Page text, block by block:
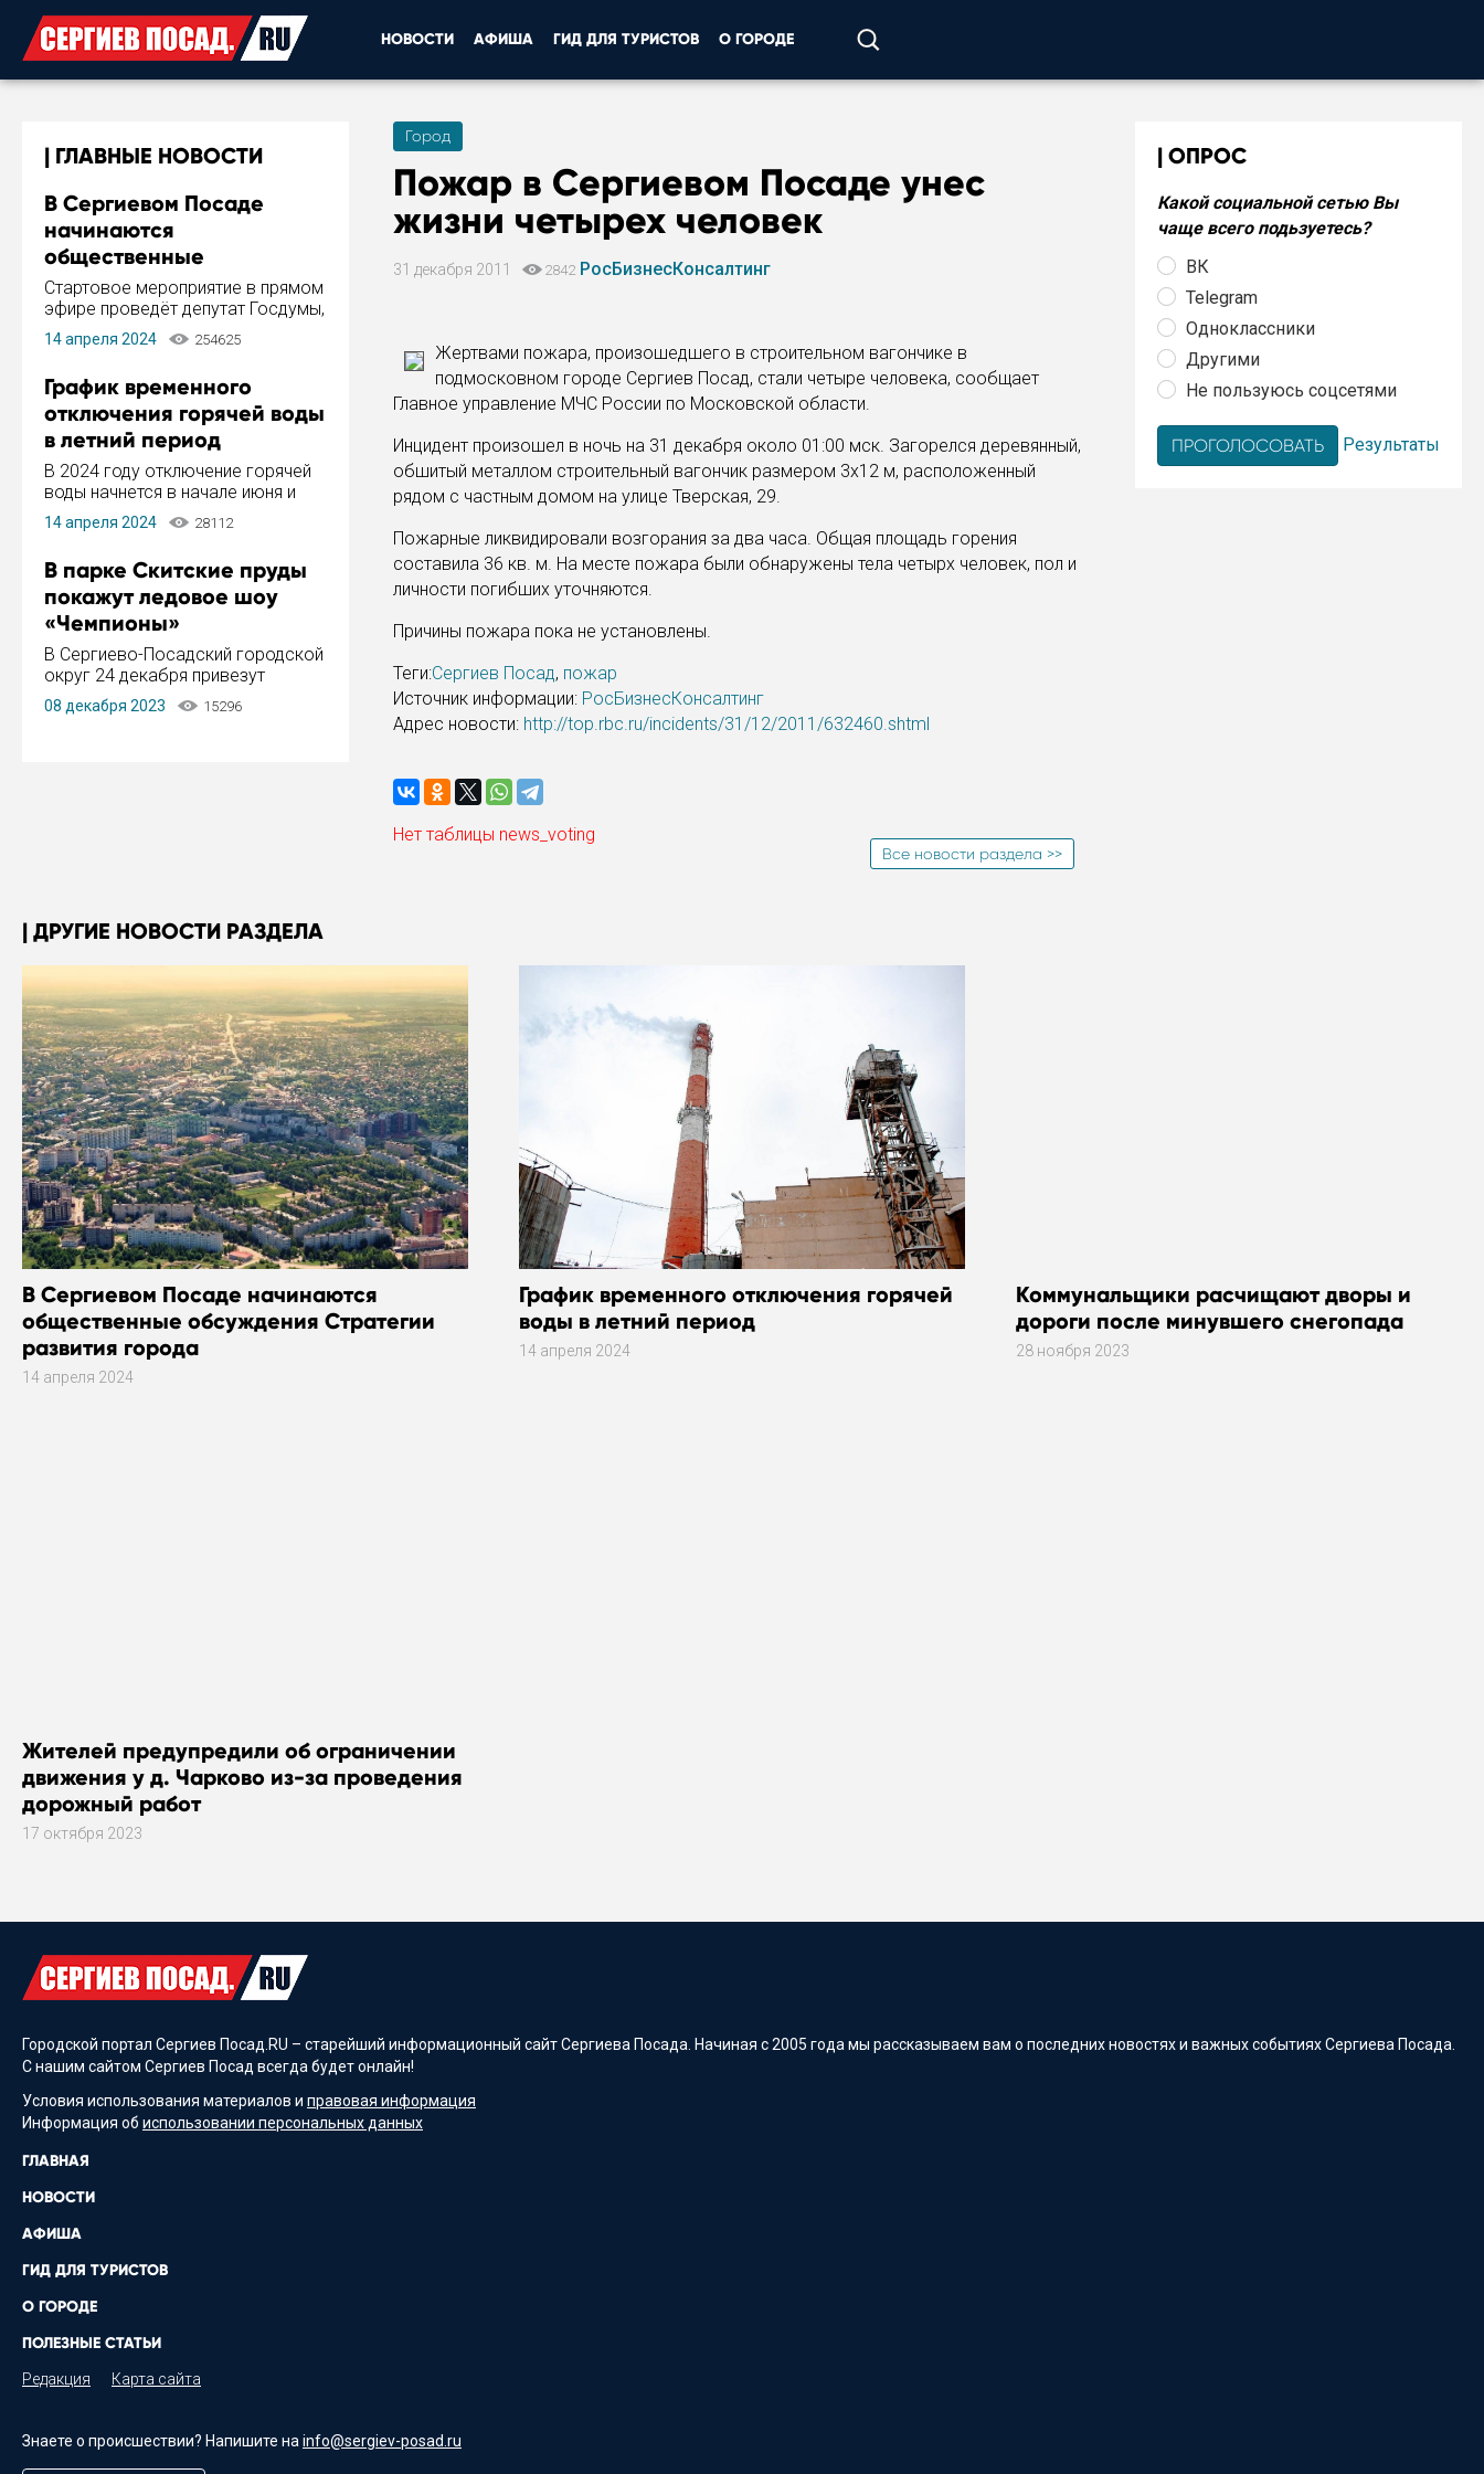
НОВОСТИ АФИША ГИД ДЛЯ ТУРИСТОВ О ГОРОДЕ
ГЛАВНЫЕ НОВОСТИ
В Сергиевом Посаде
начинаются
общественные
обсуждения Стратегии
развития города
Стартовое мероприятие в прямом
эфире проведёт депутат Госдумы,
инициатор и автор Концепции
развития Сергиева Посада и
Пахомов.
14 апреля 2024 254625
График временного
отключения горячей воды
в летний период
В 2024 году отключение горячей
воды начнется в начале июня и
завершится в конце августа.
Период отключения составит не
14 апреля 2024 28112
В парке Скитские пруды
покажут ледовое шоу
«Чемпионы»
В Сергиево-Посадский городской
округ 24 декабря привезут
ледовый тур «Чемпионы»
заслуженного мастера спорта,
08 декабря 2023 15296
Город
Пожар в Сергиевом Посаде унес
жизни четырех человек
31 декабря 2011 2842 РосБизнесКонсалтинг
Жертвами пожара, произошедшего в строительном вагончике в
подмосковном городе Сергиев Посад, стали четыре человека, сообщает
Главное управление МЧС России по Московской области.
Инцидент произошел в ночь на 31 декабря около 01:00 мск. Загорелся деревянный,
обшитый металлом строительный вагончик размером 3х12 м, расположенный
рядом с частным домом на улице Тверская, 29.
Пожарные ликвидировали возгорания за два часа. Общая площадь горения
составила 36 кв. м. На месте пожара были обнаружены тела четырх человек, пол и
личности погибших уточняются.
Причины пожара пока не установлены.
Теги:Сергиев Посад, пожар
Источник информации: РосБизнесКонсалтинг
Адрес новости: http://top.rbc.ru/incidents/31/12/2011/632460.shtml
Нет таблицы news_voting
Все новости раздела >>
ОПРОС
Какой социальной сетью Вы
чаще всего подьзуетесь?
ВК
Telegram
Одноклассники
Другими
Не пользуюсь соцсетями
Результаты
ДРУГИЕ НОВОСТИ РАЗДЕЛА
В Сергиевом Посаде начинаются
общественные обсуждения Стратегии
развития города
14 апреля 2024
График временного отключения горячей
воды в летний период
14 апреля 2024
Коммунальщики расчищают дворы и
дороги после минувшего снегопада
28 ноября 2023
Жителей предупредили об ограничении
движения у д. Чарково из-за проведения
дорожный работ
17 октября 2023
Городской портал Сергиев Посад.RU – старейший информационный сайт Сергиева Посада. Начиная с 2005 года мы рассказываем вам о последних новостях и важных событиях Сергиева Посада.
С нашим сайтом Сергиев Посад всегда будет онлайн!
Условия использования материалов и правовая информация
Информация об использовании персональных данных
ГЛАВНАЯ
НОВОСТИ
АФИША
ГИД ДЛЯ ТУРИСТОВ
О ГОРОДЕ
ПОЛЕЗНЫЕ СТАТЬИ
Редакция Карта сайта
Знаете о происшествии? Напишите на info@sergiev-posad.ru